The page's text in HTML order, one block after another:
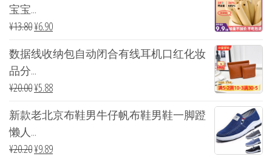
宝宝...
¥13.80¥6.90
数据线收纳包自动闭合有线耳机口红化妆
品分...
¥20.00¥5.88
新款老北京布鞋男牛仔帆布鞋男鞋一脚蹬
懒人...
¥20.20¥9.89